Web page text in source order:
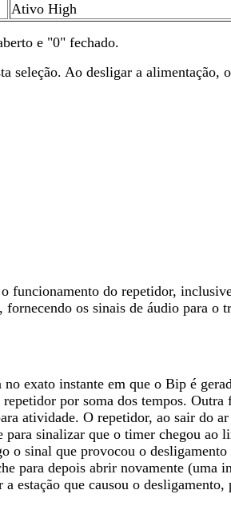
Ativo High
e "0" fechado.
seleção. Ao desligar a
funcionamento do repetidor,
os sinais de áudio para
exato instante em que o Bip é
por soma dos tempos.
atividade. O repetidor, ao sair do
sinalizar que o timer chegou
sinal que provocou o
para depois abrir novamente
estação que causou o